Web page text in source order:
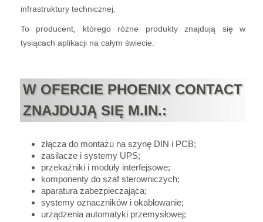
infrastruktury technicznej.
To producent, którego różne produkty znajdują się w
tysiącach aplikacji na całym świecie.
W OFERCIE PHOENIX CONTACT
ZNAJDUJĄ SIĘ M.IN.:
złącza do montażu na szynę DIN i PCB;
zasilacze i systemy UPS;
przekaźniki i moduły interfejsowe;
komponenty do szaf sterowniczych;
aparatura zabezpieczająca;
systemy oznaczników i okablowanie;
urządzenia automatyki przemysłowej;